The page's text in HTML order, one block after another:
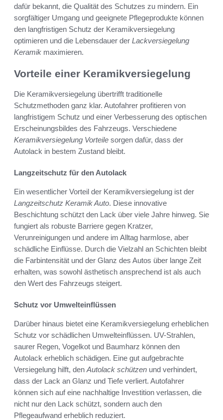
dafür bekannt, die Qualität des Schutzes zu mindern. Ein
sorgfältiger Umgang und geeignete Pflegeprodukte können
den langfristigen Schutz der Keramikversiegelung
optimieren und die Lebensdauer der Lackversiegelung
Keramik maximieren.
Vorteile einer Keramikversiegelung
Die Keramikversiegelung übertrifft traditionelle
Schutzmethoden ganz klar. Autofahrer profitieren von
langfristigem Schutz und einer Verbesserung des optischen
Erscheinungsbildes des Fahrzeugs. Verschiedene
Keramikversiegelung Vorteile sorgen dafür, dass der
Autolack in bestem Zustand bleibt.
Langzeitschutz für den Autolack
Ein wesentlicher Vorteil der Keramikversiegelung ist der
Langzeitschutz Keramik Auto. Diese innovative
Beschichtung schützt den Lack über viele Jahre hinweg. Sie
fungiert als robuste Barriere gegen Kratzer,
Verunreinigungen und andere im Alltag harmlose, aber
schädliche Einflüsse. Durch die Vielzahl an Schichten bleibt
die Farbintensität und der Glanz des Autos über lange Zeit
erhalten, was sowohl ästhetisch ansprechend ist als auch
den Wert des Fahrzeugs steigert.
Schutz vor Umwelteinflüssen
Darüber hinaus bietet eine Keramikversiegelung erheblichen
Schutz vor schädlichen Umwelteinflüssen. UV-Strahlen,
saurer Regen, Vogelkot und Baumharz können den
Autolack erheblich schädigen. Eine gut aufgebrachte
Versiegelung hilft, den Autolack schützen und verhindert,
dass der Lack an Glanz und Tiefe verliert. Autofahrer
können sich auf eine nachhaltige Investition verlassen, die
nicht nur den Lack schützt, sondern auch den
Pflegeaufwand erheblich reduziert.